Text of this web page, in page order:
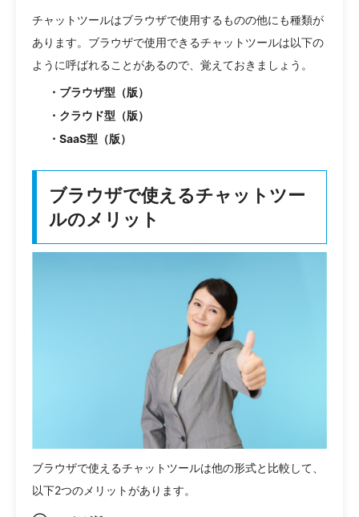
チャットツールはブラウザで使用するものの他にも種類が
あります。ブラウザで使用できるチャットツールは以下の
ように呼ばれることがあるので、覚えておきましょう。
・ブラウザ型（版）
・クラウド型（版）
・SaaS型（版）
ブラウザで使えるチャットツー
ルのメリット
ブラウザで使えるチャットツールは他の形式と比較して、
以下2つのメリットがあります。